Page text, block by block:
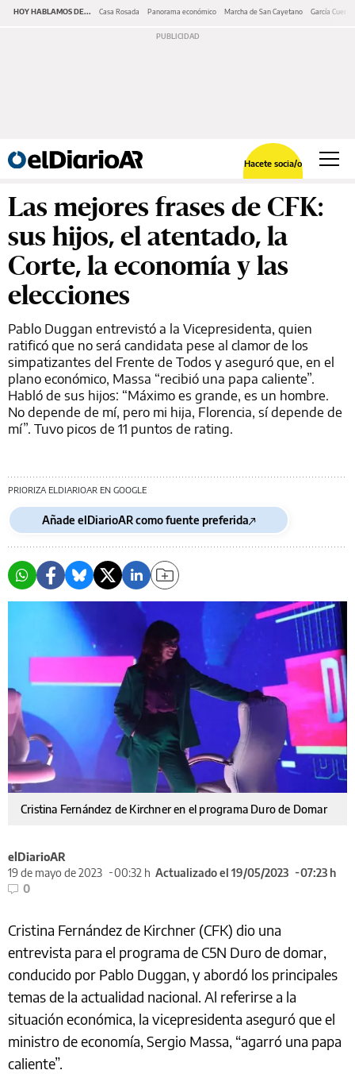
HOY HABLAMOS DE... Casa Rosada Panorama económico Marcha de San Cayetano García Cuerva
Hacete socia/o
Las mejores frases de CFK:
sus hijos, el atentado, la
Corte, la economía y las
elecciones
Pablo Duggan entrevistó a la Vicepresidenta, quien
ratificó que no será candidata pese al clamor de los
simpatizantes del Frente de Todos y aseguró que, en el
plano económico, Massa “recibió una papa caliente”.
Habló de sus hijos: “Máximo es grande, es un hombre.
No depende de mí, pero mi hija, Florencia, sí depende de
mí”. Tuvo picos de 11 puntos de rating.
PRIORIZA ELDIARIOAR EN GOOGLE
Añade elDiarioAR como fuente preferida
Cristina Fernández de Kirchner en el programa Duro de Domar
elDiarioAR
19 de mayo de 2023
00:32 h Actualizado el 19/05/2023
07:23 h
0
Cristina Fernández de Kirchner (CFK) dio una
entrevista para el programa de C5N Duro de domar,
conducido por Pablo Duggan, y abordó los principales
temas de la actualidad nacional. Al referirse a la
situación económica, la vicepresidenta aseguró que el
ministro de economía, Sergio Massa, “agarró una papa
caliente”.